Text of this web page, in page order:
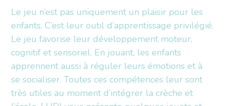
Le jeu n’est pas uniquement un plaisir pour les
enfants. C’est leur outil d’apprentissage privilégié.
Le jeu favorise leur développement moteur,
cognitif et sensoriel. En jouant, les enfants
apprennent aussi à réguler leurs émotions et à
se socialiser. Toutes ces compétences leur sont
très utiles au moment d’intégrer la crèche et